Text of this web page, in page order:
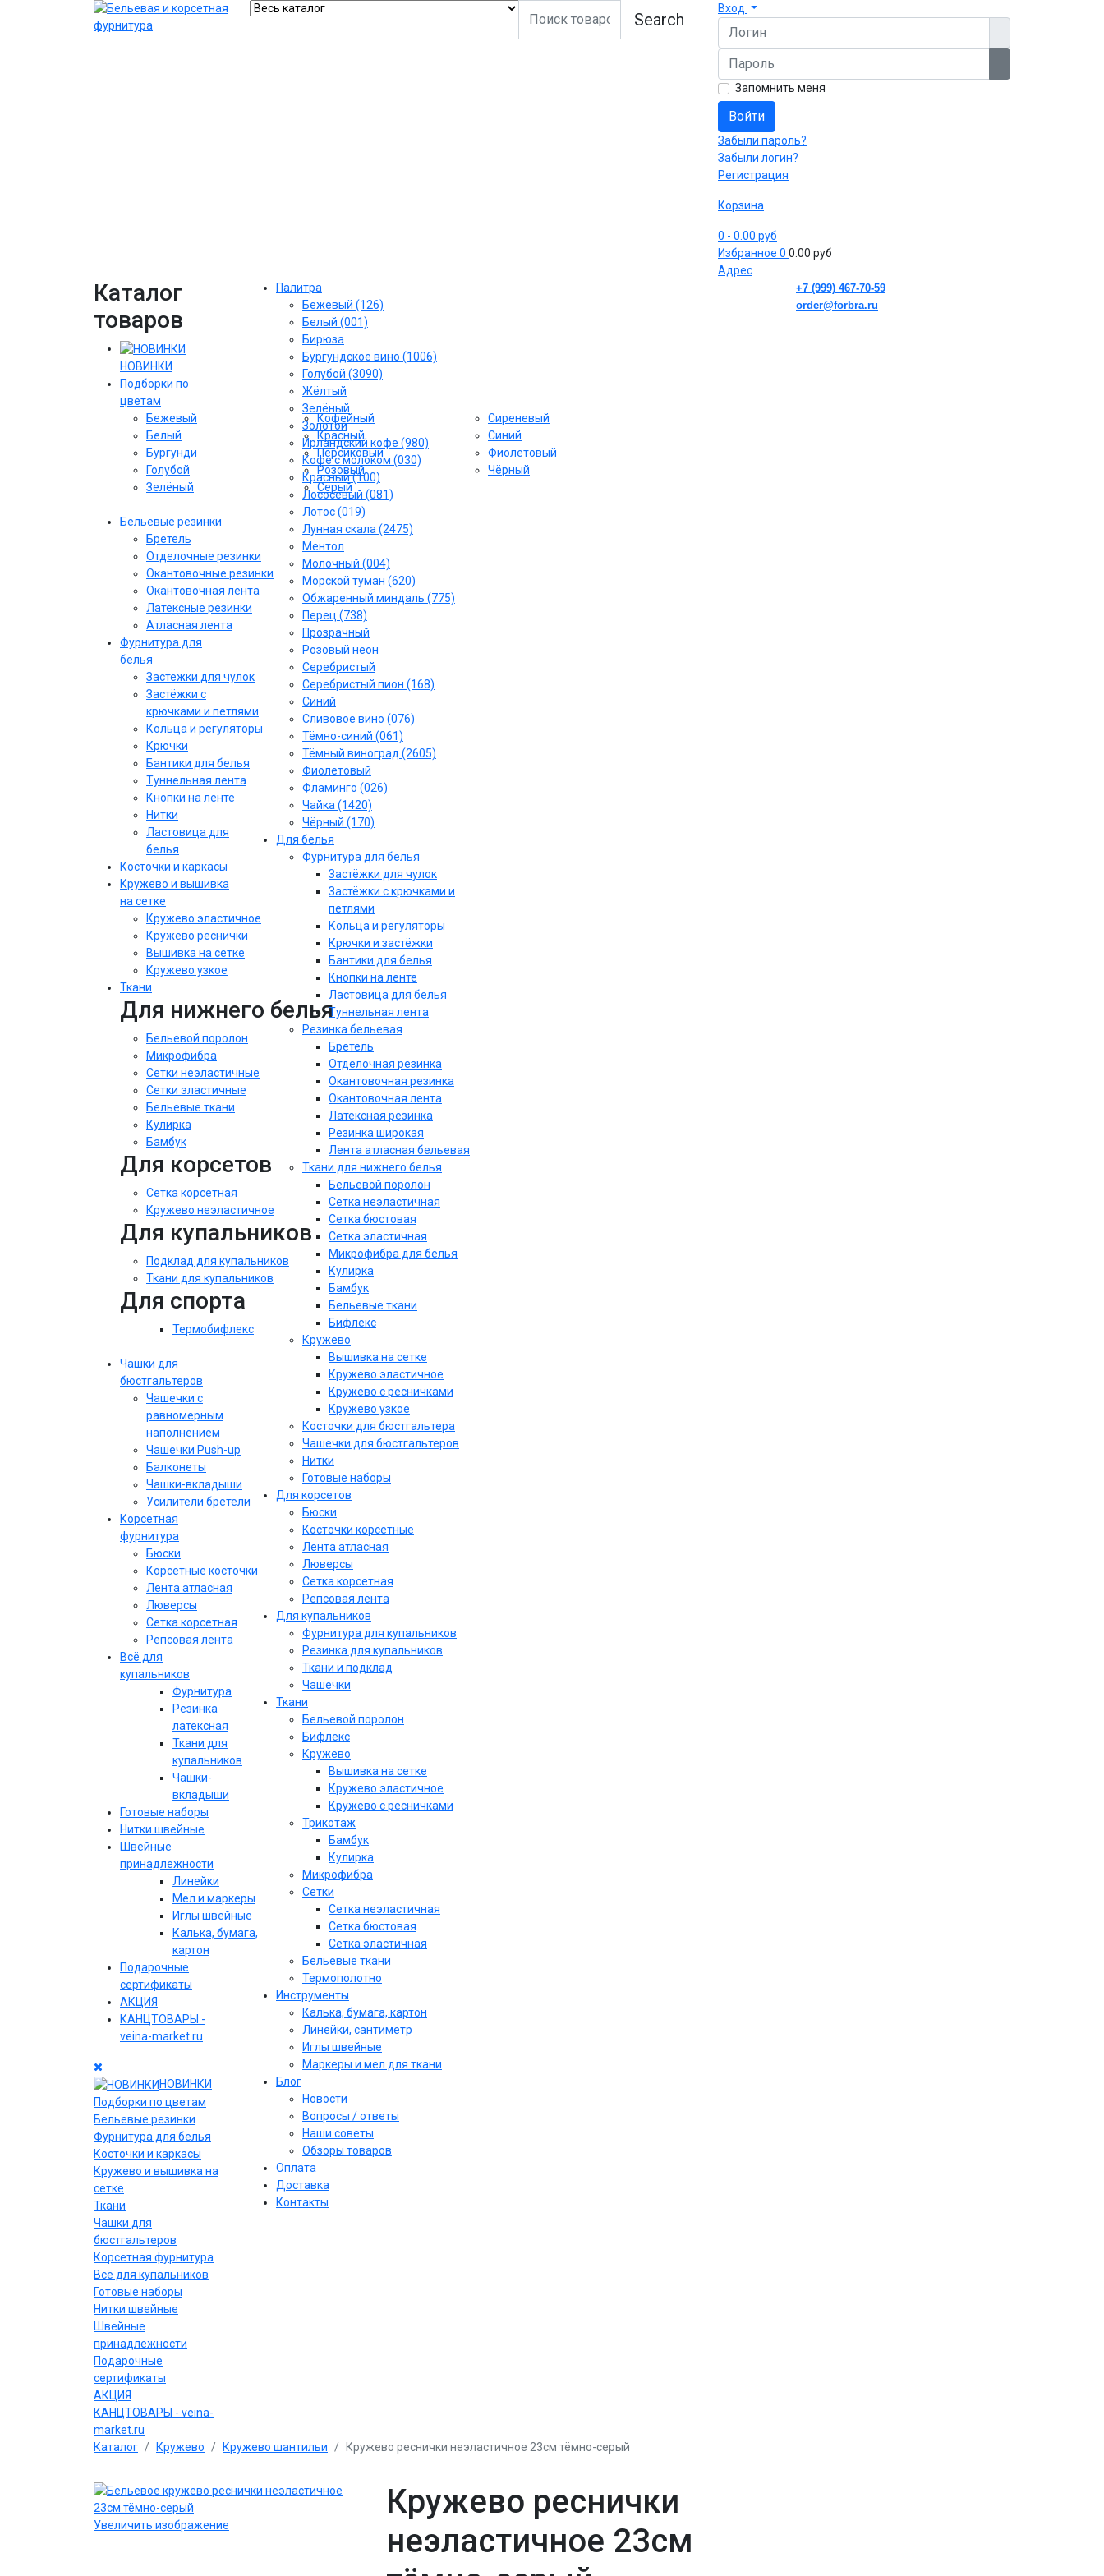
Search
Вход
Логин
Пароль
Запомнить меня
Войти
Забыли пароль?
Забыли логин?
Регистрация
Корзина
0 - 0.00 руб
Избранное 0 0.00 руб
Адрес
Каталог
товаров
НОВИНКИ
Подборки по
цветам
Бежевый
Белый
Бургунди
Голубой
Зелёный
Кофейный
Красный
Персиковый
Розовый
Серый
Сиреневый
Cиний
Фиолетовый
Чёрный
Бельевые резинки
Бретель
Отделочные резинки
Окантовочные резинки
Окантовочная лента
Латексные резинки
Атласная лента
Фурнитура для
белья
Застежки для чулок
Застёжки с
крючками и петлями
Кольца и регуляторы
Крючки
Бантики для белья
Туннельная лента
Кнопки на ленте
Нитки
Ластовица для
белья
Косточки и каркасы
Кружево и вышивка
на сетке
Кружево эластичное
Кружево реснички
Вышивка на сетке
Кружево узкое
Ткани
Для нижнего белья
Бельевой поролон
Микрофибра
Сетки неэластичные
Сетки эластичные
Бельевые ткани
Кулирка
Бамбук
Для корсетов
Сетка корсетная
Кружево неэластичное
Для купальников
Подклад для купальников
Ткани для купальников
Для спорта
Термобифлекс
Чашки для
бюстгальтеров
Чашечки с
равномерным
наполнением
Чашечки Push-up
Балконеты
Чашки-вкладыши
Усилители бретели
Корсетная
фурнитура
Бюски
Корсетные косточки
Лента атласная
Люверсы
Сетка корсетная
Репсовая лента
Всё для
купальников
Фурнитура
Резинка
латексная
Ткани для
купальников
Чашки-
вкладыши
Готовые наборы
Нитки швейные
Швейные
принадлежности
Линейки
Мел и маркеры
Иглы швейные
Калька, бумага,
картон
Подарочные
сертификаты
АКЦИЯ
КАНЦТОВАРЫ -
veina-market.ru
НОВИНКИ
Подборки по цветам
Бельевые резинки
Фурнитура для белья
Косточки и каркасы
Кружево и вышивка на
сетке
Ткани
Чашки для
бюстгальтеров
Корсетная фурнитура
Всё для купальников
Готовые наборы
Нитки швейные
Швейные
принадлежности
Подарочные
сертификаты
АКЦИЯ
КАНЦТОВАРЫ - veina-
market.ru
Палитра
Бежевый (126)
Белый (001)
Бирюза
Бургундское вино (1006)
Голубой (3090)
Жёлтый
Зелёный
Золотой
Ирландский кофе (980)
Кофе с молоком (030)
Красный (100)
Лососёвый (081)
Лотос (019)
Лунная скала (2475)
Ментол
Молочный (004)
Морской туман (620)
Обжаренный миндаль (775)
Перец (738)
Прозрачный
Розовый неон
Серебристый
Серебристый пион (168)
Синий
Сливовое вино (076)
Тёмно-синий (061)
Тёмный виноград (2605)
Фиолетовый
Фламинго (026)
Чайка (1420)
Чёрный (170)
Для белья
Фурнитура для белья
Застёжки для чулок
Застёжки с крючками и
петлями
Кольца и регуляторы
Крючки и застёжки
Бантики для белья
Кнопки на ленте
Ластовица для белья
Туннельная лента
Резинка бельевая
Бретель
Отделочная резинка
Окантовочная резинка
Окантовочная лента
Латексная резинка
Резинка широкая
Лента атласная бельевая
Ткани для нижнего белья
Бельевой поролон
Сетка неэластичная
Сетка бюстовая
Сетка эластичная
Микрофибра для белья
Кулирка
Бамбук
Бельевые ткани
Бифлекс
Кружево
Вышивка на сетке
Кружево эластичное
Кружево с ресничками
Кружево узкое
Косточки для бюстгальтера
Чашечки для бюстгальтеров
Нитки
Готовые наборы
Для корсетов
Бюски
Косточки корсетные
Лента атласная
Люверсы
Сетка корсетная
Репсовая лента
Для купальников
Фурнитура для купальников
Резинка для купальников
Ткани и подклад
Чашечки
Ткани
Бельевой поролон
Бифлекс
Кружево
Вышивка на сетке
Кружево эластичное
Кружево с ресничками
Трикотаж
Бамбук
Кулирка
Микрофибра
Сетки
Сетка неэластичная
Сетка бюстовая
Сетка эластичная
Бельевые ткани
Термополотно
Инструменты
Калька, бумага, картон
Линейки, сантиметр
Иглы швейные
Маркеры и мел для ткани
Блог
Новости
Вопросы / ответы
Наши советы
Обзоры товаров
Оплата
Доставка
Контакты
+7 (999) 467-70-59
order@forbra.ru
Каталог Кружево Кружево шантильи Кружево реснички неэластичное 23см тёмно-серый
Увеличить изображение
Кружево реснички
неэластичное 23см